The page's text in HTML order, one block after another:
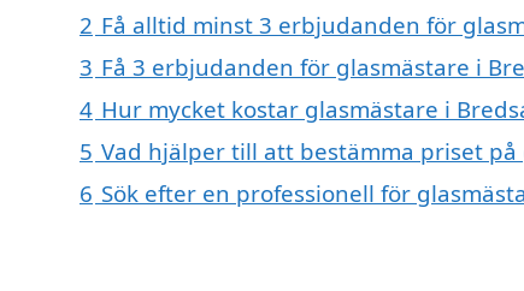
2 Få alltid minst 3 erbjudanden för
3 Få 3 erbjudanden för glasmästare i
4 Hur mycket kostar glasmästare i
5 Vad hjälper till att bestämma priset på
6 Sök efter en professionell för